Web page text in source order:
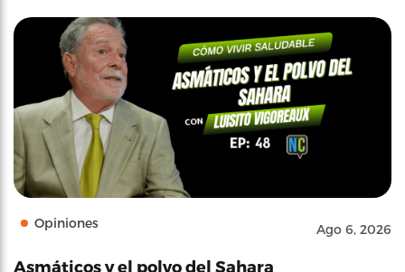
Opiniones Ago 6, 2026
Asmáticos y el polvo del Sahara